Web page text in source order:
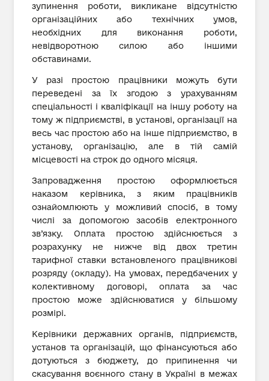
зупинення роботи, викликане відсутністю
організаційних або технічних умов,
необхідних для виконання роботи,
невідворотною силою або іншими
обставинами.
У разі простою працівники можуть бути
переведені за їх згодою з урахуванням
спеціальності і кваліфікації на іншу роботу на
тому ж підприємстві, в установі, організації на
весь час простою або на інше підприємство, в
установу, організацію, але в тій самій
місцевості на строк до одного місяця.
Запровадження простою оформлюється
наказом керівника, з яким працівників
ознайомлюють у можливий спосіб, в тому
числі за допомогою засобів електронного
зв’язку. Оплата простою здійснюється з
розрахунку не нижче від двох третин
тарифної ставки встановленого працівникові
розряду (окладу). На умовах, передбачених у
колективному договорі, оплата за час
простою може здійснюватися у більшому
розмірі.
Керівники державних органів, підприємств,
установ та організацій, що фінансуються або
дотуються з бюджету, до припинення чи
скасування воєнного стану в Україні в межах